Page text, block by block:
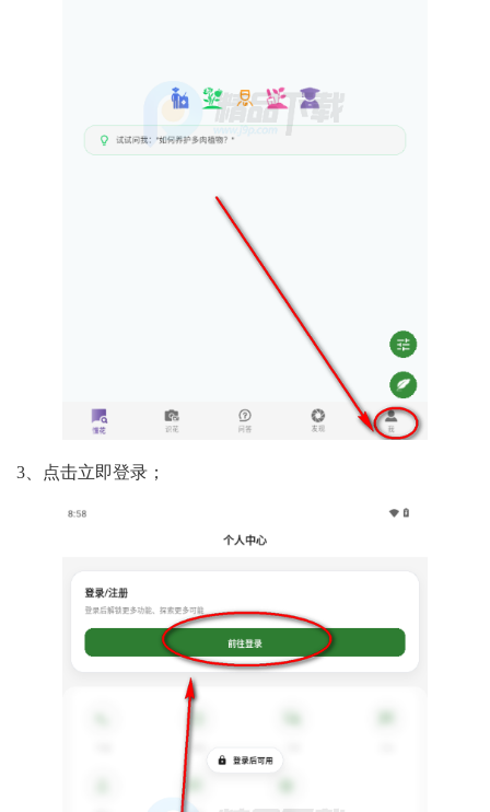
3、点击立即登录；